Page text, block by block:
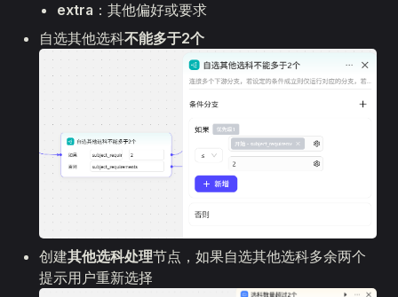
extra ：其他偏好或要求
自选其他选科不能多于2个
创建其他选科处理节点，如果自选其他选科多余两个
提示用户重新选择